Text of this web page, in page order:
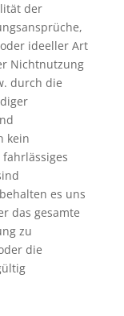
der
ideeller Art
Nichtnutzung
durch die
kein
es uns
das gesamte
zu
die